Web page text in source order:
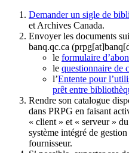
Demander un sigle de
et Archives Canada.
Envoyer les documents
banq.qc.ca
le formulaire
le questionnaire de
l’Entente pour
prêt entre
Rendre son catalogue
dans PRPG en faisant
« client » et « serveur »
système intégré de
fournisseur.